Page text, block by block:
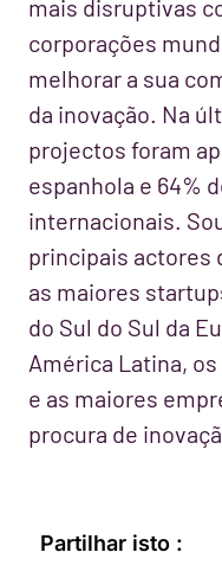
mais disruptivas
corporações
melhorar a sua
da inovação. Na
projectos foram
espanhola e 64%
internacionais.
principais actores
as maiores
do Sul do Sul da
América Latina,
e as maiores
procura de
Partilhar isto :